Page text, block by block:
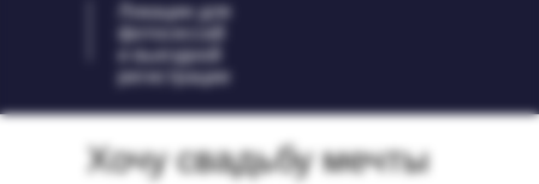
Локации для
фотосессий
и выездной
регистрации
Хочу свадьбу мечты